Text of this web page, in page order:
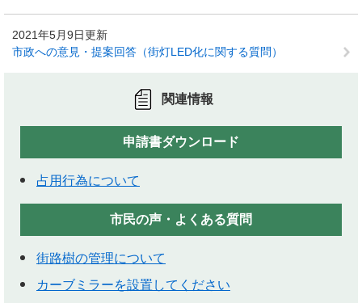
2021年5月9日更新
市政への意見・提案回答（街灯LED化に関する質問）
関連情報
申請書ダウンロード
占用行為について
市民の声・よくある質問
街路樹の管理について
カーブミラーを設置してください